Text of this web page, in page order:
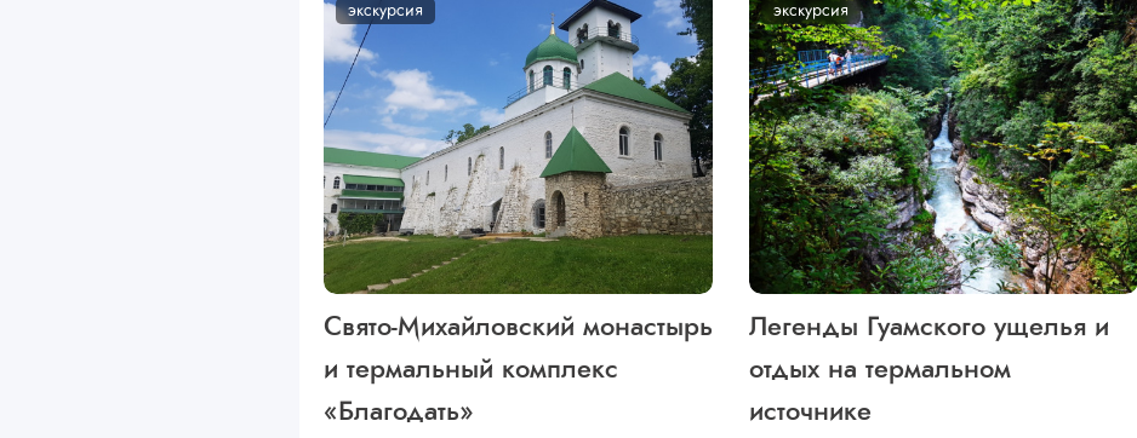
экскурсия
Свято-Михайловский монастырь
и термальный комплекс
«Благодать»
экскурсия
Легенды Гуамского ущелья и
отдых на термальном
источнике